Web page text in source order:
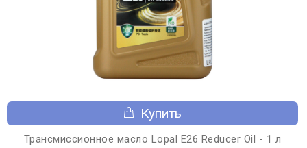
Купить
Трансмиссионное масло Lopal E26 Reducer Oil - 1 л